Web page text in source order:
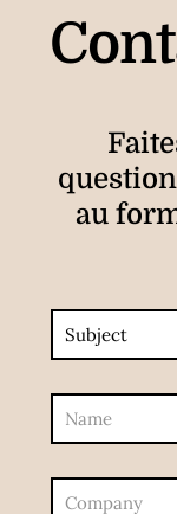
au